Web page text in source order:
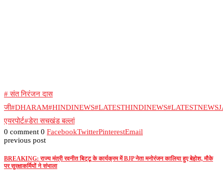
# संत निरंजन दास
जी#DHARAM#HINDINEWS#LATESTHINDINEWS
एयरपोर्ट#डेरा सचखंड बल्लां
0 comment 0 FacebookTwitterPinterestEmail
previous post
BREAKING: राज्य मंत्री रवनीत बिट्‌टू के कार्यक्रम में BJP नेता मनोरंजन कालिया हुए बेहोश, मौके
पर सुरक्षाकर्मियों ने संभाला